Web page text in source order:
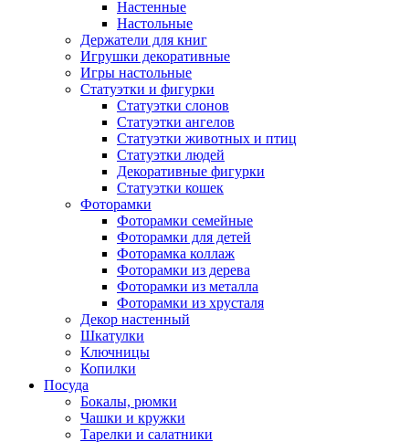
Настенные
Настольные
Держатели для книг
Игрушки декоративные
Игры настольные
Статуэтки и фигурки
Статуэтки слонов
Статуэтки ангелов
Статуэтки животных и птиц
Статуэтки людей
Декоративные фигурки
Статуэтки кошек
Фоторамки
Фоторамки семейные
Фоторамки для детей
Фоторамка коллаж
Фоторамки из дерева
Фоторамки из металла
Фоторамки из хрусталя
Декор настенный
Шкатулки
Ключницы
Копилки
Посуда
Бокалы, рюмки
Чашки и кружки
Тарелки и салатники